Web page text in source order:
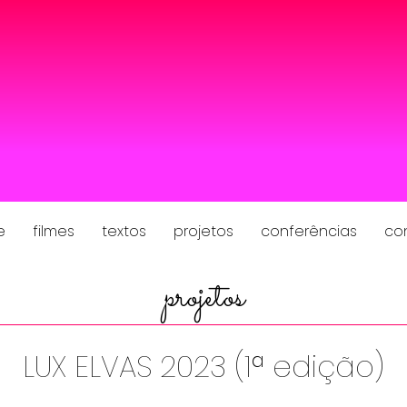
filmes textos projetos conferências
projetos
LUX ELVAS 2023 (1ª edição)